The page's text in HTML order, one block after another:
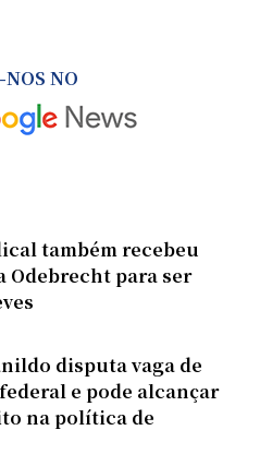
NO
também recebeu
Odebrecht para ser
disputa vaga de
e pode alcançar
na política de